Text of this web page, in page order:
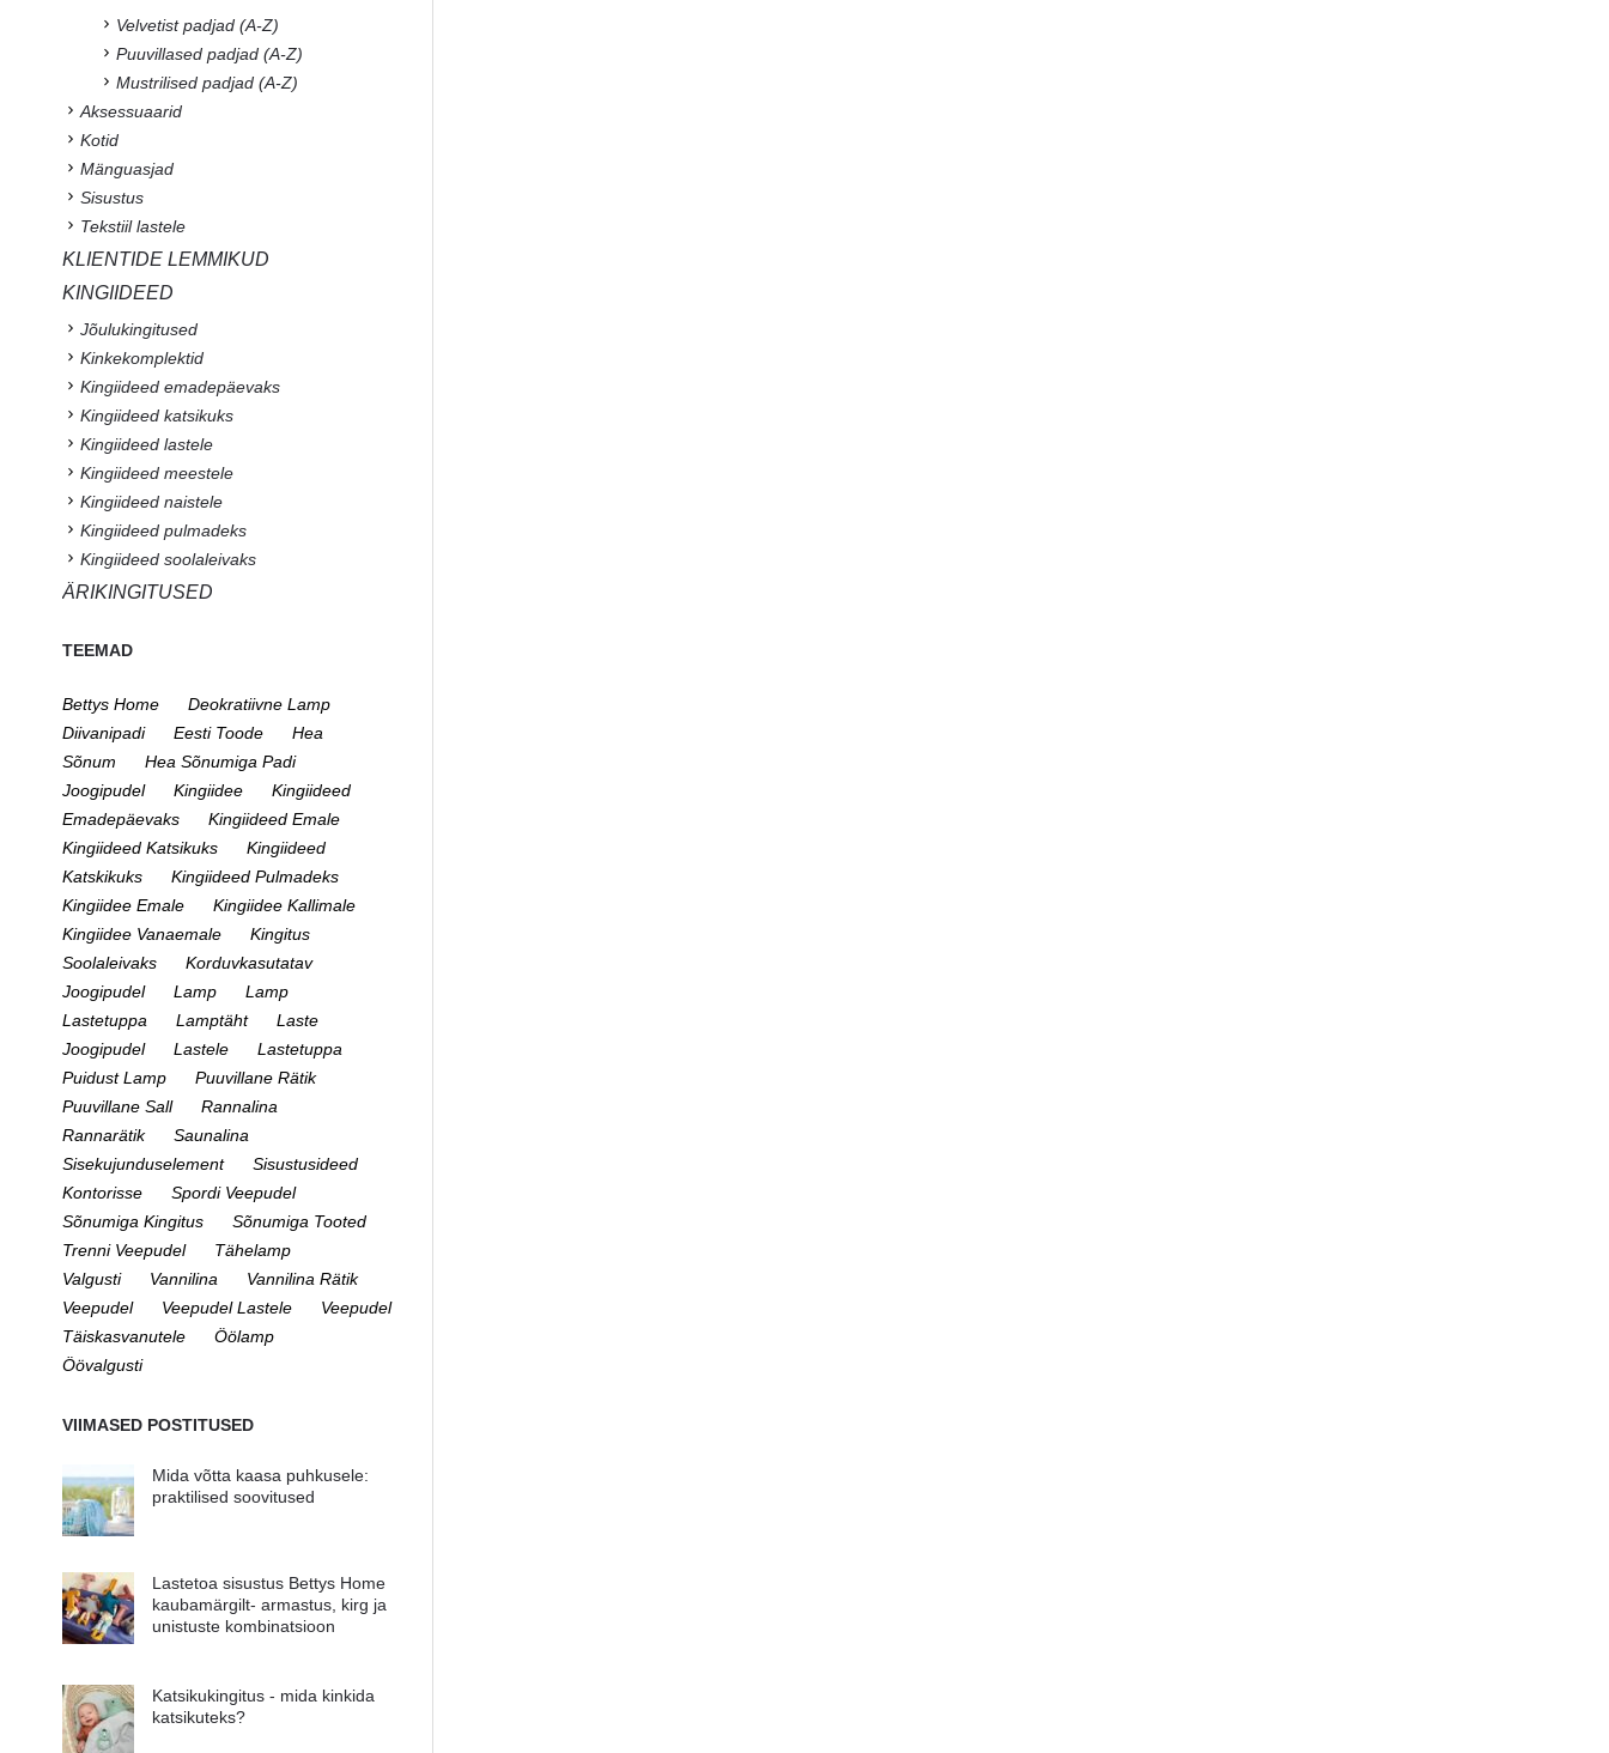
Velvetist padjad (A-Z)
Puuvillased padjad (A-Z)
Mustrilised padjad (A-Z)
Aksessuaarid
Kotid
Mänguasjad
Sisustus
Tekstiil lastele
KLIENTIDE LEMMIKUD
KINGIIDEED
Jõulukingitused
Kinkekomplektid
Kingiideed emadepäevaks
Kingiideed katsikuks
Kingiideed lastele
Kingiideed meestele
Kingiideed naistele
Kingiideed pulmadeks
Kingiideed soolaleivaks
ÄRIKINGITUSED
TEEMAD
Bettys Home
Deokratiivne Lamp
Diivanipadi
Eesti Toode
Hea
Sõnum
Hea Sõnumiga Padi
Joogipudel
Kingiidee
Kingiideed
Emadepäevaks
Kingiideed Emale
Kingiideed Katsikuks
Kingiideed
Katskikuks
Kingiideed Pulmadeks
Kingiidee Emale
Kingiidee Kallimale
Kingiidee Vanaemale
Kingitus
Soolaleivaks
Korduvkasutatav
Joogipudel
Lamp
Lamp
Lastetuppa
Lamptäht
Laste
Joogipudel
Lastele
Lastetuppa
Puidust Lamp
Puuvillane Rätik
Puuvillane Sall
Rannalina
Rannarätik
Saunalina
Sisekujunduselement
Sisustusideed
Kontorisse
Spordi Veepudel
Sõnumiga Kingitus
Sõnumiga Tooted
Trenni Veepudel
Tähelamp
Valgusti
Vannilina
Vannilina Rätik
Veepudel
Veepudel Lastele
Veepudel
Täiskasvanutele
Öölamp
Öövalgusti
VIIMASED POSTITUSED
Mida võtta kaasa puhkusele:
praktilised soovitused
Lastetoa sisustus Bettys Home
kaubamärgilt- armastus, kirg ja
unistuste kombinatsioon
Katsikukingitus - mida kinkida
katsikuteks?